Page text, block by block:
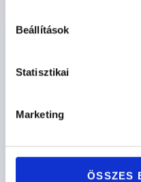
Beállítások
Statisztikai
Marketing
ÖSSZES